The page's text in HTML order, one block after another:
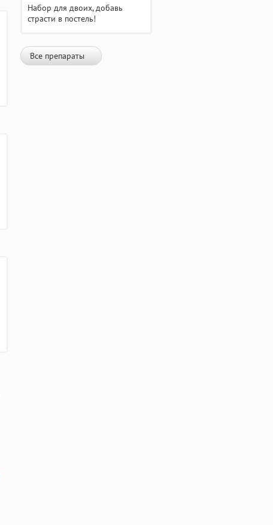
Набор для двоих, добавь
страсти в постель!
Все препараты